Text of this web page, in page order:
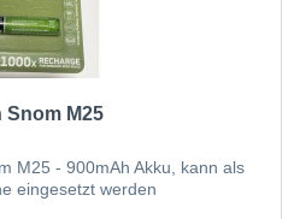
Snom M25
M25 - 900mAh Akku, kann als
eingesetzt werden